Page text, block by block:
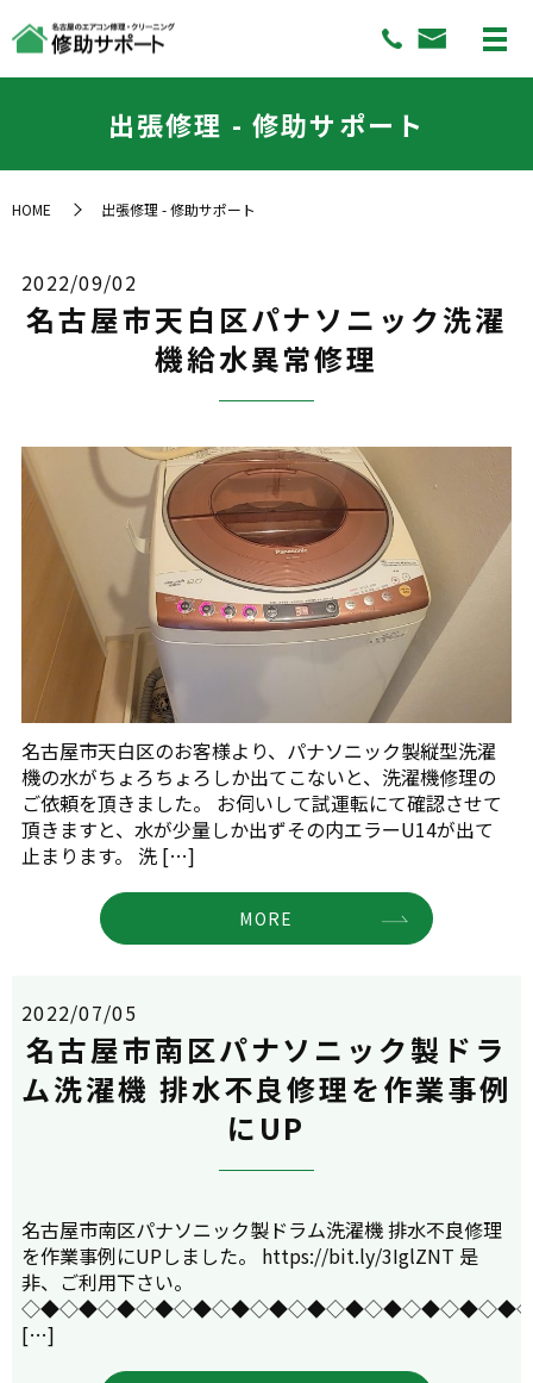
出張修理 - 修助サポート
HOME 出張修理 - 修助サポート
2022/09/02
名古屋市天白区パナソニック洗濯
機給水異常修理
名古屋市天白区のお客様より、パナソニック製縦型洗濯
機の水がちょろちょろしか出てこないと、洗濯機修理の
ご依頼を頂きました。 お伺いして試運転にて確認させて
頂きますと、水が少量しか出ずその内エラーU14が出て
止まります。 洗 […]
MORE
2022/07/05
名古屋市南区パナソニック製ドラ
ム洗濯機 排水不良修理を作業事例
にUP
名古屋市南区パナソニック製ドラム洗濯機 排水不良修理
を作業事例にUPしました。 https://bit.ly/3IglZNT 是
非、ご利用下さい。
[…]